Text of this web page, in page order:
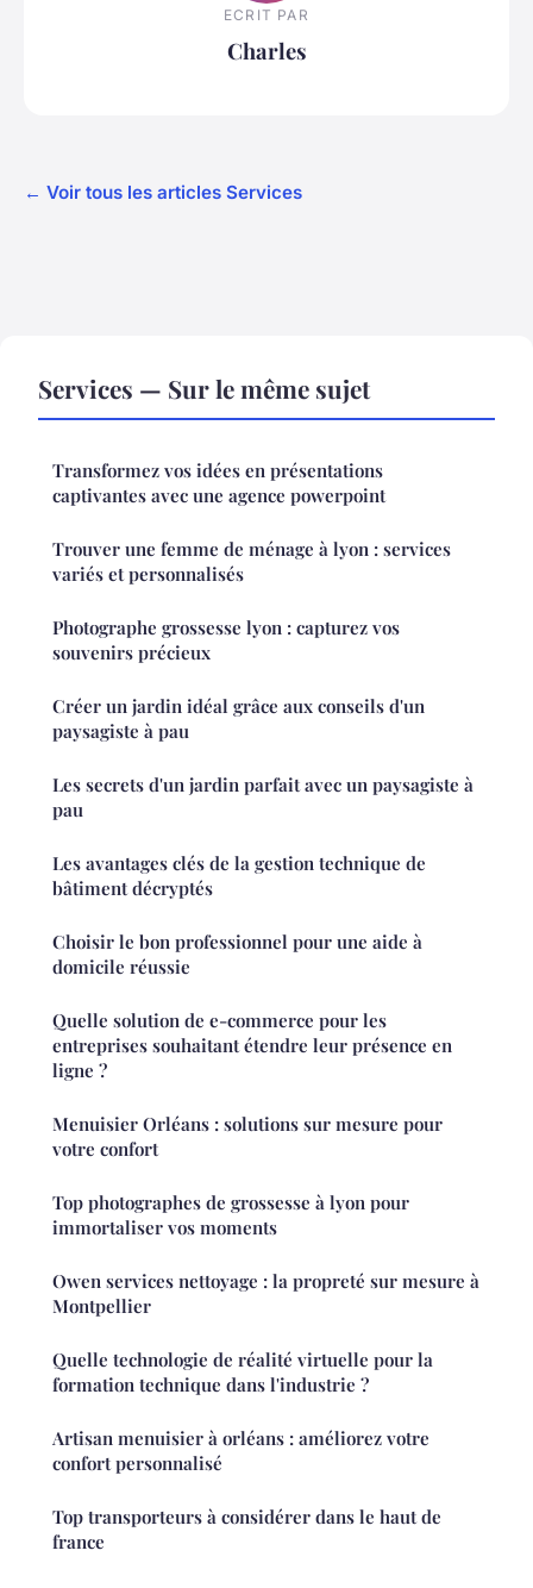
ECRIT PAR
Charles
← Voir tous les articles Services
Services — Sur le même sujet
Transformez vos idées en présentations
captivantes avec une agence powerpoint
Trouver une femme de ménage à lyon : services
variés et personnalisés
Photographe grossesse lyon : capturez vos
souvenirs précieux
Créer un jardin idéal grâce aux conseils d'un
paysagiste à pau
Les secrets d'un jardin parfait avec un paysagiste à
pau
Les avantages clés de la gestion technique de
bâtiment décryptés
Choisir le bon professionnel pour une aide à
domicile réussie
Quelle solution de e-commerce pour les
entreprises souhaitant étendre leur présence en
ligne ?
Menuisier Orléans : solutions sur mesure pour
votre confort
Top photographes de grossesse à lyon pour
immortaliser vos moments
Owen services nettoyage : la propreté sur mesure à
Montpellier
Quelle technologie de réalité virtuelle pour la
formation technique dans l'industrie ?
Artisan menuisier à orléans : améliorez votre
confort personnalisé
Top transporteurs à considérer dans le haut de
france